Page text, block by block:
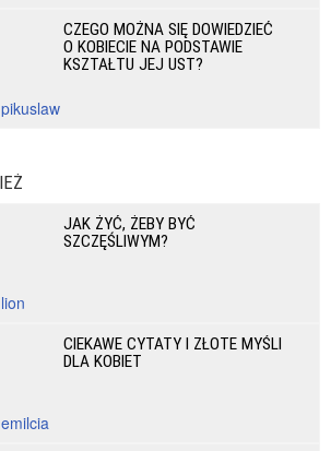
CZEGO MOŻNA SIĘ DOWIEDZIEĆ
O KOBIECIE NA PODSTAWIE
KSZTAŁTU JEJ UST?
pikuslaw
JAK ŻYĆ, ŻEBY BYĆ
SZCZĘŚLIWYM?
lion
CIEKAWE CYTATY I ZŁOTE MYŚLI
DLA KOBIET
emilcia